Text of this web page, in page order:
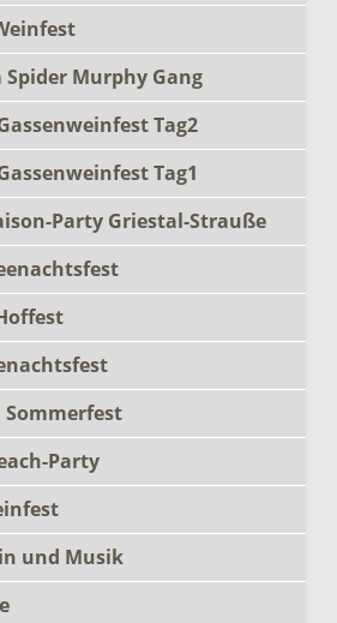
Spider Murphy Gang
Tag2
Tag1
Party Griestal-Strauße
Sommerfest
Party
und Musik